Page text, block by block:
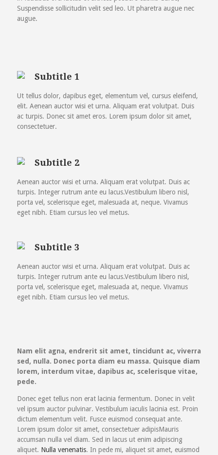
Suspendisse sollicitudin velit sed leo. Ut pharetra augue nec
augue.
Subtitle 1
Ut tellus dolor, dapibus eget, elementum vel, cursus eleifend,
elit. Aenean auctor wisi et urna. Aliquam erat volutpat. Duis
ac turpis. Donec sit amet eros. Lorem ipsum dolor sit amet,
consectetuer.
Subtitle 2
Aenean auctor wisi et urna. Aliquam erat volutpat. Duis ac
turpis. Integer rutrum ante eu lacus.Vestibulum libero nisl,
porta vel, scelerisque eget, malesuada at, neque. Vivamus
eget nibh. Etiam cursus leo vel metus.
Subtitle 3
Aenean auctor wisi et urna. Aliquam erat volutpat. Duis ac
turpis. Integer rutrum ante eu lacus.Vestibulum libero nisl,
porta vel, scelerisque eget, malesuada at, neque. Vivamus
eget nibh. Etiam cursus leo vel metus.
Nam elit agna, endrerit sit amet, tincidunt ac, viverra
sed, nulla. Donec porta diam eu massa. Quisque diam
lorem, interdum vitae, dapibus ac, scelerisque vitae,
pede.
Donec eget tellus non erat lacinia fermentum. Donec in velit
vel ipsum auctor pulvinar. Vestibulum iaculis lacinia est. Proin
dictum elementum velit. Fusce euismod consequat ante.
Lorem ipsum dolor sit amet, consectetuer adipisMauris
accumsan nulla vel diam. Sed in lacus ut enim adipiscing
aliquet. Nulla venenatis. In pede mi, aliquet sit amet, euismod